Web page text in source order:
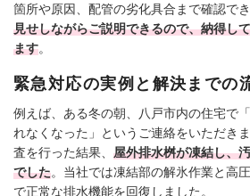
箇所や原因、配管の劣化具合まで確認でき
見せしながらご説明できるので、納得し
ます。
緊急対応の実例と解決までの
例えば、ある冬の朝、八戸市内の住宅で
れなくなった」というご連絡をいただき
査を行った結果、 屋外排水桝が凍結し、
でした。当社では凍結部の解氷作業と高
で正常な排水機能を回復しました。